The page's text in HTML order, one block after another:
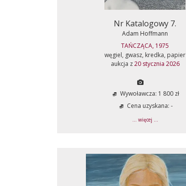
Nr Katalogowy 7.
Adam Hoffmann
TAŃCZĄCA, 1975
węgiel, gwasz, kredka, papier
aukcja z20 stycznia 2026
Wywoławcza: 1 800 zł
Cena uzyskana: -
... więcej ...